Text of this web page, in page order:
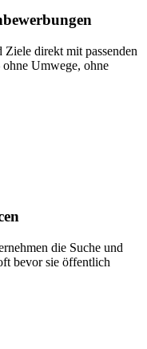
direkt mit passenden
Umwege, ohne
die Suche und
bevor sie öffentlich